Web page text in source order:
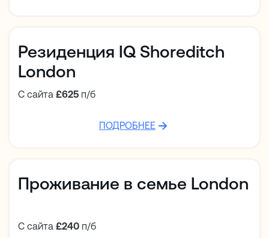
Резиденция IQ Shoreditch
London
С сайта £625 п/б
ПОДРОБНЕЕ
Проживание в семье London
С сайта £240 п/б